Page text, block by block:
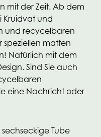
mit der Zeit. Ab dem
Kruidvat und
und recycelbaren
speziellen matten
Natürlich mit dem
Sind Sie auch
eine Nachricht oder
sechseckige Tube